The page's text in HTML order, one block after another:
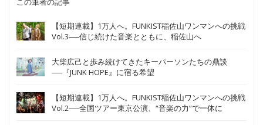
【短期連載】1万人へ。FUNKIST稲佐山ワンマンへの挑戦
Vol.3──信じ続けた音楽とともに、稲佐山へ
大柴広己と歩み続けてきたキーパーソンたちの鼎談
──『JUNK HOPE』に宿る希望
【短期連載】1万人へ。FUNKIST稲佐山ワンマンへの挑戦
Vol.2──全国ツアー東京公演、“音楽の力”で一体に